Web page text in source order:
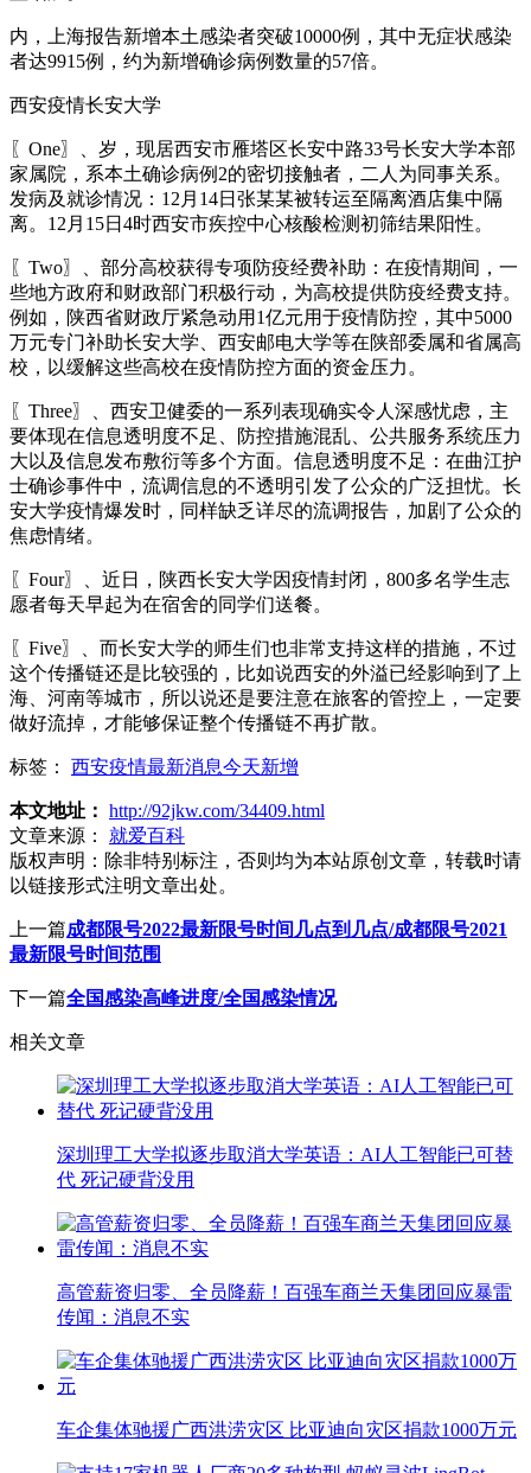
内，上海报告新增本土感染者突破10000例，其中无症状感染
者达9915例，约为新增确诊病例数量的57倍。
西安疫情长安大学
〖One〗、岁，现居西安市雁塔区长安中路33号长安大学本部
家属院，系本土确诊病例2的密切接触者，二人为同事关系。
发病及就诊情况：12月14日张某某被转运至隔离酒店集中隔
离。12月15日4时西安市疾控中心核酸检测初筛结果阳性。
〖Two〗、部分高校获得专项防疫经费补助：在疫情期间，一
些地方政府和财政部门积极行动，为高校提供防疫经费支持。
例如，陕西省财政厅紧急动用1亿元用于疫情防控，其中5000
万元专门补助长安大学、西安邮电大学等在陕部委属和省属高
校，以缓解这些高校在疫情防控方面的资金压力。
〖Three〗、西安卫健委的一系列表现确实令人深感忧虑，主
要体现在信息透明度不足、防控措施混乱、公共服务系统压力
大以及信息发布敷衍等多个方面。信息透明度不足：在曲江护
士确诊事件中，流调信息的不透明引发了公众的广泛担忧。长
安大学疫情爆发时，同样缺乏详尽的流调报告，加剧了公众的
焦虑情绪。
〖Four〗、近日，陕西长安大学因疫情封闭，800多名学生志
愿者每天早起为在宿舍的同学们送餐。
〖Five〗、而长安大学的师生们也非常支持这样的措施，不过
这个传播链还是比较强的，比如说西安的外溢已经影响到了上
海、河南等城市，所以说还是要注意在旅客的管控上，一定要
做好流掉，才能够保证整个传播链不再扩散。
标签： 西安疫情最新消息今天新增
本文地址： http://92jkw.com/34409.html
文章来源：
就爱百科
版权声明： 除非特别标注，否则均为本站原创文章，转载时请
以链接形式注明文章出处。
上一篇成都限号2022最新限号时间几点到几点/成都限号2021
最新限号时间范围
下一篇全国感染高峰进度/全国感染情况
相关文章
深圳理工大学拟逐步取消大学英语：AI人工智能已可替
代 死记硬背没用
高管薪资归零、全员降薪！百强车商兰天集团回应暴雷
传闻：消息不实
车企集体驰援广西洪涝灾区 比亚迪向灾区捐款1000万元